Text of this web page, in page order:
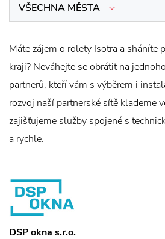
VŠECHNA MĚSTA
Máte zájem o rolety Isotra a sháníte
kraji? Neváhejte se obrátit na
partnerů, kteří vám s výběrem i
rozvoj naší partnerské sítě klademe
zajišťujeme služby spojené s
a rychle.
DSP okna s.r.o.